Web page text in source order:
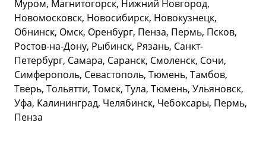
Муром, Магнитогорск, Нижний Новгород,
Новомосковск, Новосибирск, Новокузнецк,
Обнинск, Омск, Оренбург, Пенза, Пермь, Псков,
Ростов-на-Дону, Рыбинск, Рязань, Санкт-
Петербург, Самара, Саранск, Смоленск, Сочи,
Симферополь, Севастополь, Тюмень, Тамбов,
Тверь, Тольятти, Томск, Тула, Тюмень, Ульяновск,
Уфа, Калининград, Челябинск, Чебоксары, Пермь,
Пенза